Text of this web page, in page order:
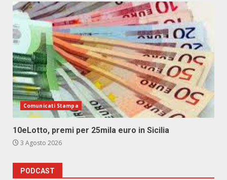
Comunicati Stampa
10eLotto, premi per 25mila euro in Sicilia
3 Agosto 2026
PODCAST